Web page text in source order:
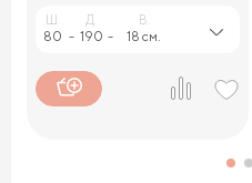
Ш.
80 -
Д.
190 -
В.
18 см.